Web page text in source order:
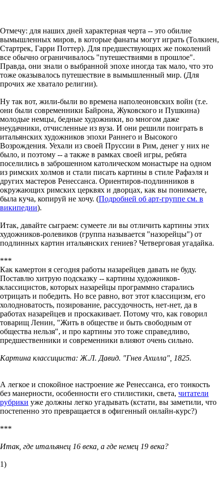
Отмечу: для наших дней характерная черта -- это обилие
вымышленных миров, в которые фанаты могут играть (Толкиен,
Стартрек, Гарри Поттер). Для предшествующих же поколений
все обычно ограничивалось "путешествиями в прошлое".
Правда, они знали о выбранной эпохе иногда так мало, что это
тоже оказывалось путешествие в вымышленный мир. (Для
прочих же хватало религии).
Ну так вот, жили-были во времена наполеоновских войн (т.е.
они были современники Байрона, Жуковского и Пушкина)
молодые немцы, бедные художники, во многом даже
неудачники, отчисленные из вуза. И они решили поиграть в
итальянских художников эпохи Раннего и Высокого
Возрождения. Уехали из своей Пруссии в Рим, денег у них не
было, и поэтому -- а также в рамках своей игры, ребята
поселились в заброшенном католическом монастыре на одном
из римских холмов и стали писать картины в стиле Рафаэля и
других мастеров Ренессанса. Ориентиров-подлинников в
окружающих римских церквях и дворцах, как вы понимаете,
была куча, копируй не хочу. (Подробней об арт-группе см. в
википедии).
Итак, давайте сыграем: сумеете ли вы отличить картины этих
художников-ролевиков (группа называется "назорейцы") от
подлинных картин итальянских гениев? Четверговая угадайка.
***
Как камертон я сегодня работы назарейцев давать не буду.
Поставлю хитрую подсказку -- картины художников-
классицистов, которых назарейцы программно старались
отрицать и победить. Но все равно, вот этот классицизм, его
холодноватость, позирование, рассудочность, нет-нет, да в
работах назарейцев и проскакивает. Потому что, как говорил
товарищ Ленин, "Жить в обществе и быть свободным от
общества нельзя", и про картины это тоже справедливо,
предшественники и современники влияют очень сильно.
Картина классициста: Ж.Л. Давид. "Гнев Ахилла", 1825.
А легкое и спокойное настроение же Ренессанса, его тонкость
без манерности, особенности его стилистики, света, читатели
рубрики уже должны легко угадывать (кстати, вы заметили, что
постепенно это превращается в офигенный онлайн-курс?)
***
Итак, где итальянец 16 века, а где немец 19 века?
1)